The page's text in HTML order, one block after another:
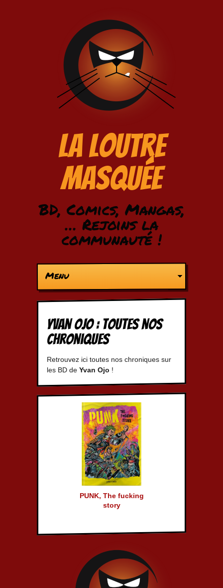
La Loutre
Masquée
BD, Comics, Mangas,
… Rejoins la
communauté !
Menu
Yvan Ojo : Toutes nos
chroniques
Retrouvez ici toutes nos chroniques sur
les BD de Yvan Ojo !
PUNK, The fucking
story